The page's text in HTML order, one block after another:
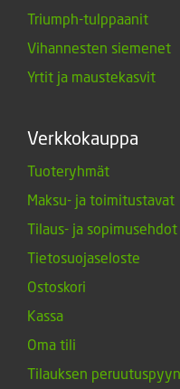
Triumph-tulppaanit
Vihannesten siemenet
Yrtit ja maustekasvit
Verkkokauppa
Tuoteryhmät
Maksu- ja toimitustavat
Tilaus- ja sopimusehdot
Tietosuojaseloste
Ostoskori
Kassa
Oma tili
Tilauksen